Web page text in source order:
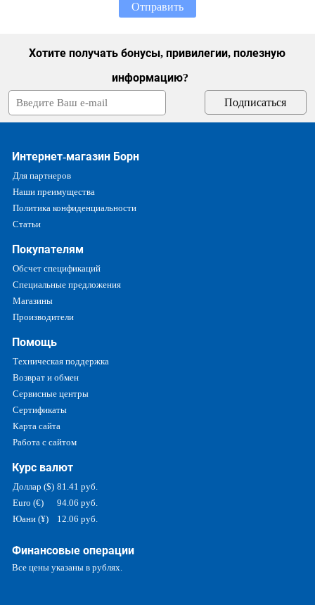
Отправить
Хотите получать бонусы, привилегии, полезную
информацию?
Интернет-магазин Борн
Для партнеров
Наши преимущества
Политика конфиденциальности
Статьи
Покупателям
Обсчет спецификаций
Специальные предложения
Магазины
Производители
Помощь
Техническая поддержка
Возврат и обмен
Сервисные центры
Сертификаты
Карта сайта
Работа с сайтом
Курс валют
Доллар ($) 81.41 руб.
Euro (€)
94.06 руб.
Юани (¥)
12.06 руб.
Финансовые операции
Все цены указаны в рублях.